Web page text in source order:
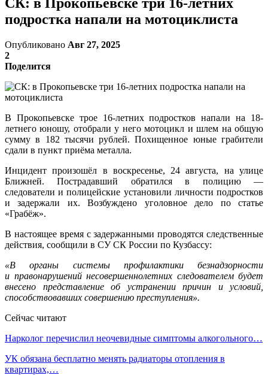
подростка напали на мотоциклиста
Опубликовано Авг 27, 2025
2
Поделится
В Прокопьевске трое 16-летних подростков напали на 18-
летнего юношу, отобрали у него мотоцикл и шлем на общую
сумму в 182 тысячи рублей. Похищенное юные грабители
сдали в пункт приёма металла.
Инцидент произошёл в воскресенье, 24 августа, на улице
Ближней. Пострадавший обратился в полицию —
следователи и полицейские установили личности подростков
и задержали их. Возбуждено уголовное дело по статье
«Грабёж».
В настоящее время с задержанными проводятся следственные
действия, сообщили в СУ СК России по Кузбассу:
«В органы системы профилактики безнадзорности
и правонарушений несовершеннолетних следователем будет
внесено представление об устранении причин и условий,
способствовавших совершению преступления».
Сейчас читают
Нарколог перечислил неочевидные симптомы алкогольного…
УК обязана бесплатно менять радиаторы отопления в
квартирах,…